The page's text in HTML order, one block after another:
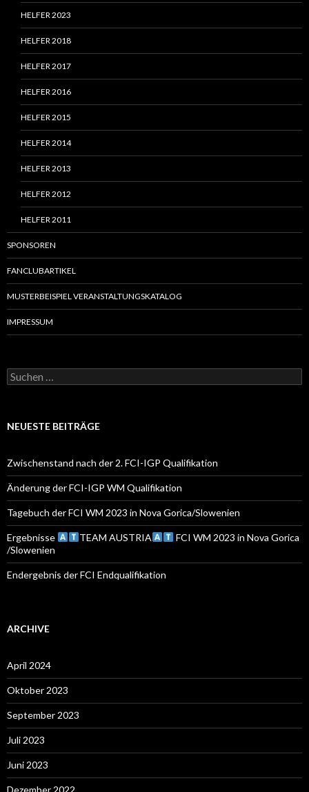
HELFER 2023
HELFER 2018
HELFER 2017
HELFER 2016
HELFER 2015
HELFER 2014
HELFER 2013
HELFER 2012
HELFER 2011
SPONSOREN
FANCLUBARTIKEL
MUSTERBEISPIEL VERANSTALTUNGSKATALOG
IMPRESSUM
S
u
e
c
h
:
NEUESTE BEITRÄGE
Zwischenstand nach der 2. FCI-IGP Qualifikation
Änderung der FCI-IGP WM Qualifikation
Tagebuch der FCI WM 2023 in Nova Gorica/Slowenien
Ergebnisse TEAM AUSTRIA
FCI WM 2023 in Nova Gorica
/Slowenien
Endergebnis der FCI Endqualifikation
ARCHIVE
April 2024
Oktober 2023
September 2023
Juli 2023
Juni 2023
Dezember 2022